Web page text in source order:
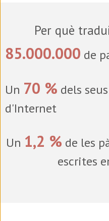
Per què
85.000.000 de
Un 70 % dels
d'Internet
Un 1,2 % de les
escrites